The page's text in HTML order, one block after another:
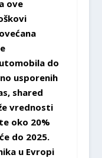
ove
do
usporenih
shared
vrednosti
oko 20%
do 2025.
u Evropi